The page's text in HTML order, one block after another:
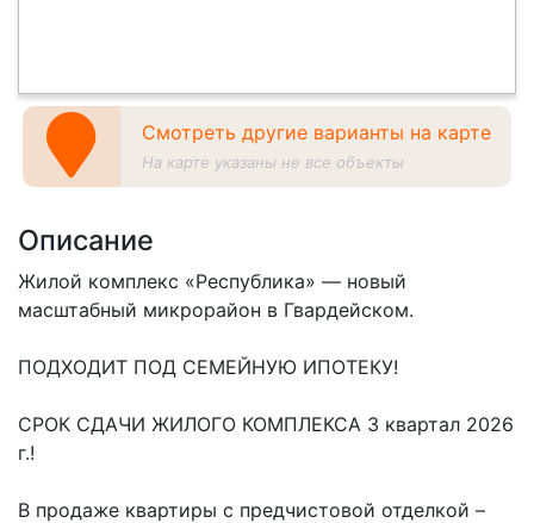
Смотреть другие варианты на карте
На карте указаны не все объекты
Описание
Жилой комплекс «Республика» — новый
масштабный микрорайон в Гвардейском.
ПОДХОДИТ ПОД СЕМЕЙНУЮ ИПОТЕКУ!
СРОК СДАЧИ ЖИЛОГО КОМПЛЕКСА 3 квартал 2026
г.!
В продаже квартиры с предчистовой отделкой –